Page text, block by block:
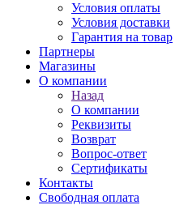
Условия оплаты
Условия доставки
Гарантия на товар
Партнеры
Магазины
О компании
Назад
О компании
Реквизиты
Возврат
Вопрос-ответ
Сертификаты
Контакты
Свободная оплата